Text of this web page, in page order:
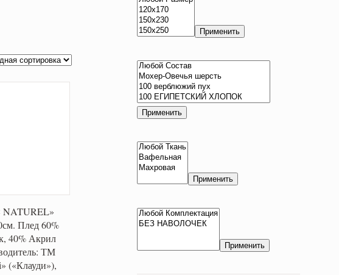
NATUREL»
Плед 60%
40% Акрил
ТМ
(«Клауди»),
Применить
Применить
Применить
Применить